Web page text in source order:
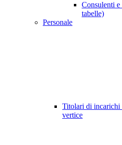
Consulenti
tabelle)
Personale
Titolari di
vertice